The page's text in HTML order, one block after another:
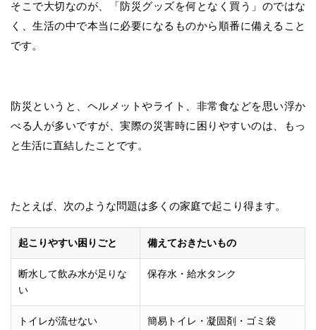
そこで大切なのが、「防災グッズを何となく買う」のではな
く、生活の中で本当に必要になるものから順番に備えること
です。
防災というと、ヘルメットやライト、非常食などを思い浮か
べる人が多いですが、実際の災害時に困りやすいのは、もっ
と生活に直結したことです。
たとえば、次のような問題は多くの家庭で起こり得ます。
起こりやすい困りごと 備えておきたいもの
断水して飲み水が足りな
い
保存水・給水タンク
トイレが流せない 簡易トイレ・凝固剤・ゴミ袋